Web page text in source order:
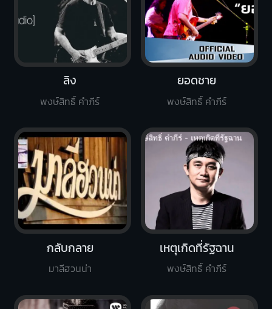
ลิง
พงษ์สิทธิ์ คำภีร์
ยอดชาย
พงษ์สิทธิ์ คำภีร์
กลับกลาย
มาลีฮวนน่า
เหตุเกิดที่รัฐฉาน
พงษ์สิทธิ์ คำภีร์